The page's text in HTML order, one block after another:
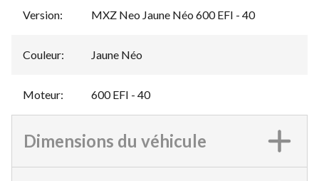
Version: MXZ Neo Jaune Néo 600 EFI - 40
Couleur: Jaune Néo
Moteur: 600 EFI - 40
Dimensions du véhicule